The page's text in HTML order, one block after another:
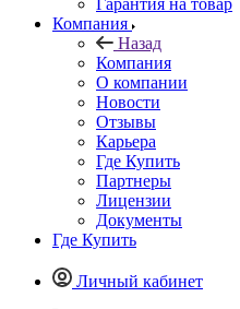
Гарантия на товар
Компания
Назад
Компания
О компании
Новости
Отзывы
Карьера
Где Купить
Партнеры
Лицензии
Документы
Где Купить
Личный кабинет